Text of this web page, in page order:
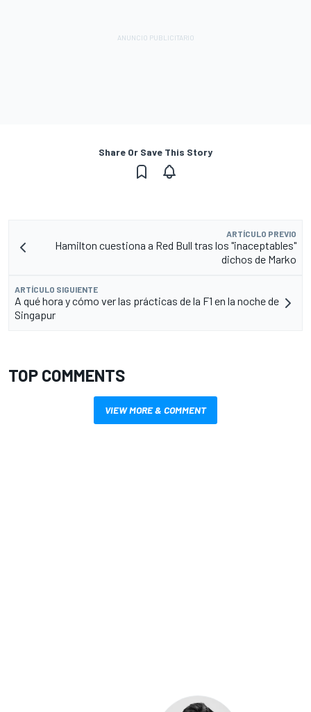
Share Or Save This Story
ARTÍCULO PREVIO
Hamilton cuestiona a Red Bull tras los "inaceptables"
dichos de Marko
ARTÍCULO SIGUIENTE
A qué hora y cómo ver las prácticas de la F1 en la noche de
Singapur
TOP COMMENTS
VIEW MORE & COMMENT